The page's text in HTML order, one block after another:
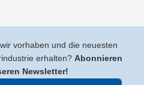
vorhaben und die neuesten
erhalten? Abonnieren
Newsletter!